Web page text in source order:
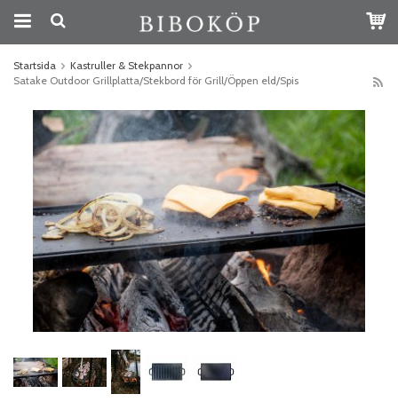
Startsida
Kastruller & Stekpannor
Satake Outdoor Grillplatta/Stekbord för Grill/Öppen eld/Spis